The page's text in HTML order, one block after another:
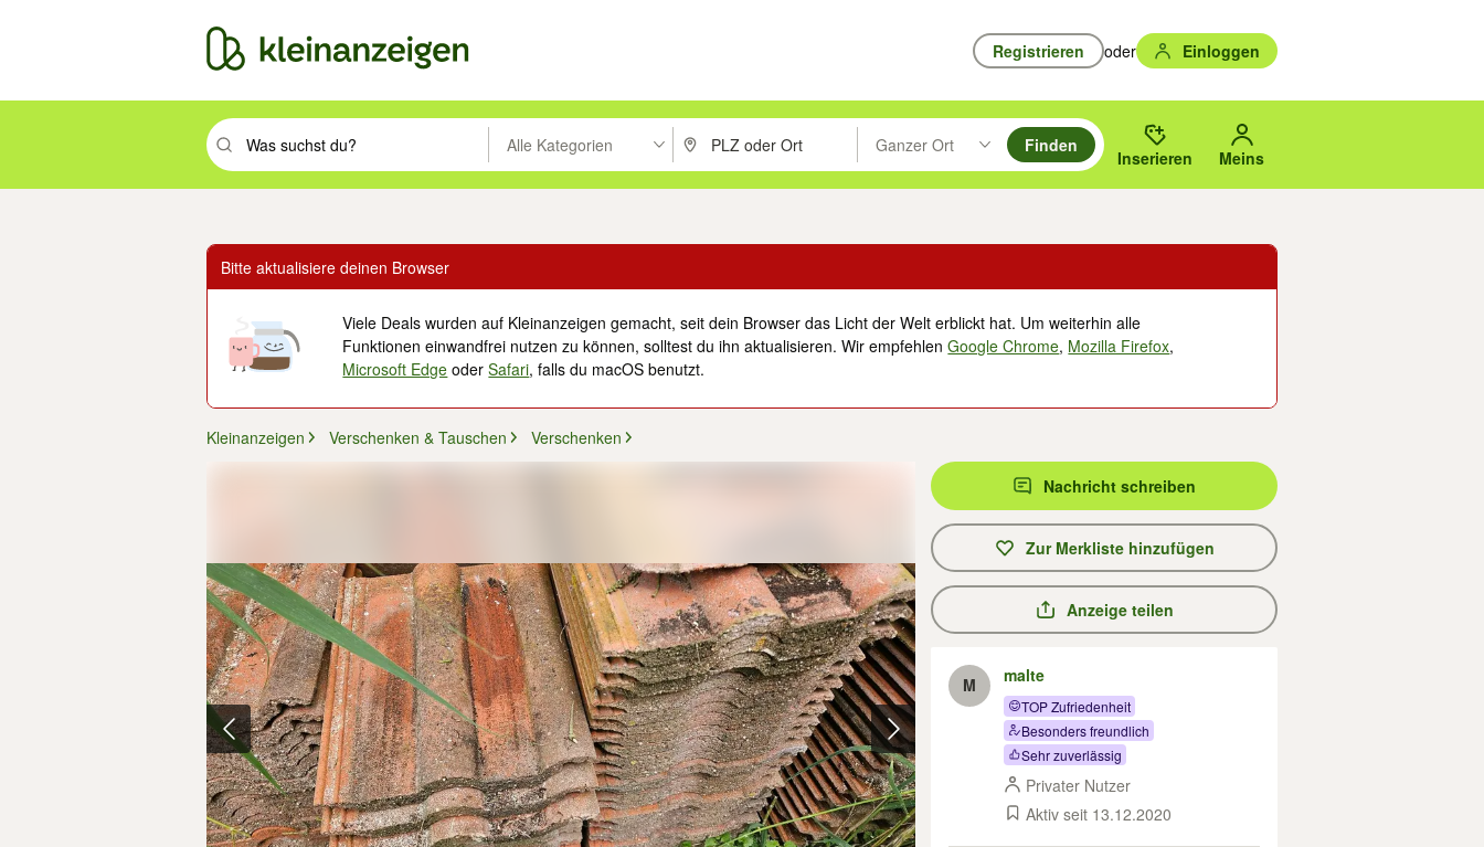
Registrieren oder Einloggen
Suchbegriff eingeben. Eingabetaste drücken um zu suchen, oder Vorschläge mit den Pfeiltasten nach oben/unten durchsuchen und mit Eingabetaste auswählen.
Alle Kategorien PLZ oder Ort eingeben. Eingabetaste drücken um zu suchen, oder Vorschläge mit den Pfeiltasten nach oben/
Ganzer Ort
Suche im Umkreis des gewählten Orts oder PLZ.
Finden
Inserieren Meins
Bitte aktualisiere deinen Browser
Viele Deals wurden auf Kleinanzeigen gemacht, seit dein Browser das Licht der Welt erblickt hat. Um weiterhin alle
Funktionen einwandfrei nutzen zu können, solltest du ihn aktualisieren. Wir empfehlenGoogle Chrome, Mozilla Firefox,
Microsoft Edge oderSafari, falls du macOS benutzt.
Kleinanzeigen Verschenken & Tauschen Verschenken
Nachricht schreiben
Zur Merkliste hinzufügen
Anzeige teilen
M malte
TOP Zufriedenheit
Besonders freundlich
Sehr zuverlässig
Privater Nutzer
Aktiv seit 13.12.2020